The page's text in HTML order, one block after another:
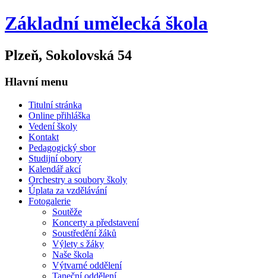
Základní umělecká škola
Plzeň, Sokolovská 54
Hlavní menu
Titulní stránka
Online přihláška
Vedení školy
Kontakt
Pedagogický sbor
Studijní obory
Kalendář akcí
Orchestry a soubory školy
Úplata za vzdělávání
Fotogalerie
Soutěže
Koncerty a představení
Soustředění žáků
Výlety s žáky
Naše škola
Výtvarné oddělení
Taneční oddělení